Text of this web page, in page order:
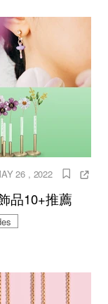
26 , 2022
品10+推薦